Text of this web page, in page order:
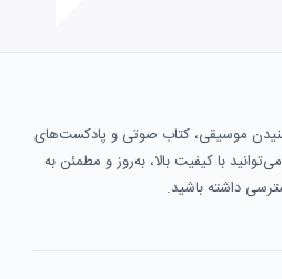
موسیقی، کتاب صوتی و پادکست‌های
با کیفیت بالا، به‌روز و مطمئن به
داشته باشید.